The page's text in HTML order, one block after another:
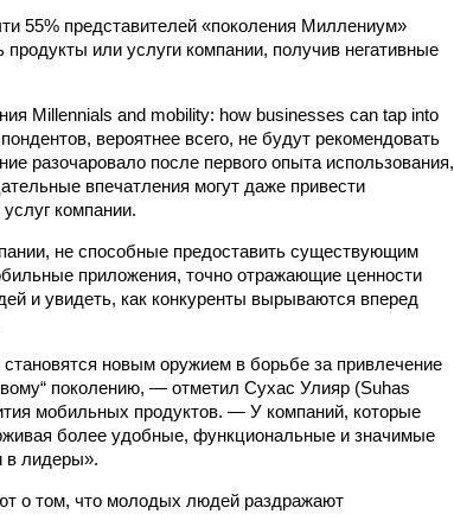
55% представителей «поколения Миллениум»
или услуги компании, получив негативные
Millennials and mobility: how businesses can tap into
вероятнее всего, не будут рекомендовать
разочаровало после первого опыта использования,
впечатления могут даже привести
компании.
не способные предоставить существующим
приложения, точно отражающие ценности
и увидеть, как конкуренты вырываются вперед
новым оружием в борьбе за привлечение
поколению, — отметил Сухас Улияр (Suhas
мобильных продуктов. — У компаний, которые
более удобные, функциональные и значимые
в лидеры».
о том, что молодых людей раздражают